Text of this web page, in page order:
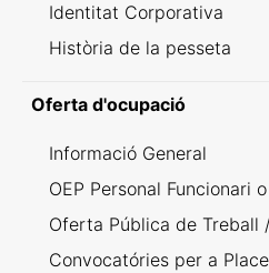
Identitat Corporativa
Història de la pesseta
Oferta d'ocupació
Informació General
OEP Personal Funcionari
Oferta Pública de Treball
Convocatóries per a